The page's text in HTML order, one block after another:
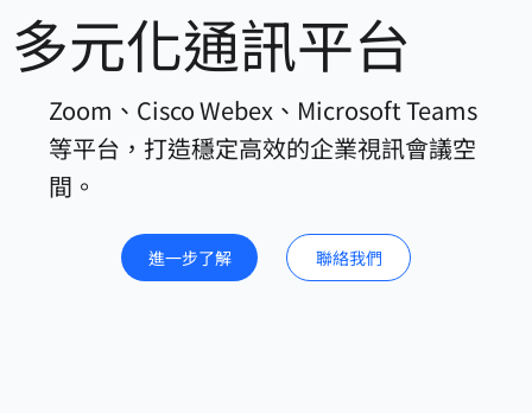
多元化通訊平台
Zoom、Cisco Webex、Microsoft Teams
等平台，打造穩定高效的企業視訊會議空
間。
進一步了解 聯絡我們